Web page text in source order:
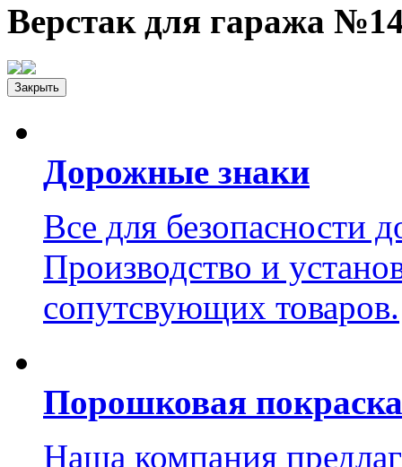
Верстак для гаража
Закрыть
Дорожные знаки
Все для безопасности
Производство и
сопутсвующих товаров.
Порошковая покраска
Наша компания